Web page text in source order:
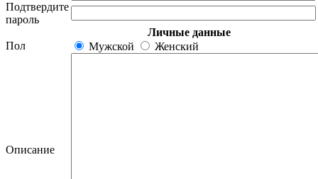
Подтвердите
пароль
Личные данные
Пол
Мужской Женский
Описание